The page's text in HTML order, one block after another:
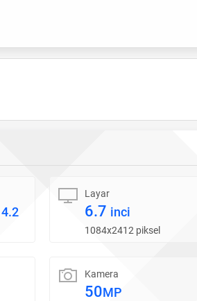
4.2
Layar
6.7 inci
1084x2412 piksel
Kamera
50MP